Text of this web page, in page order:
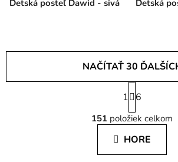
Detská posteľ Dawid - sivá Detská
O
v
l
á
NAČÍTAŤ 30
S
t
r
á
k
o
1 6
151 položiek celkom
HORE